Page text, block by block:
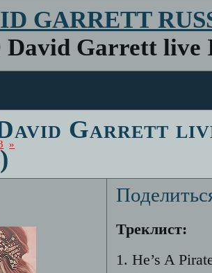
GARRETT
David Garrett
Garrett
»
Треклист:
1. He’s A